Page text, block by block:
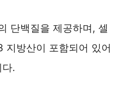
단백질을 제공하며, 셀
지방산이 포함되어 있어
.